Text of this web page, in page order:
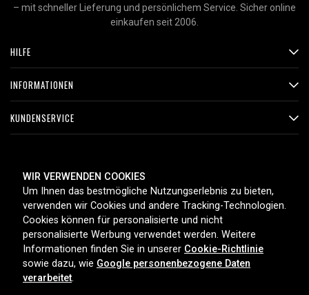
– mit schneller Lieferung und persönlichem Service. Sicher online
einkaufen seit 2006.
HILFE
INFORMATIONEN
KUNDENSERVICE
ZAHLUNGSMETHODEN
LIEFEROPTIONEN
WIR VERWENDEN COOKIES
Um Ihnen das bestmögliche Nutzungserlebnis zu bieten,
verwenden wir Cookies und andere Tracking-Technologien.
Cookies können für personalisierte und nicht
personalisierte Werbung verwendet werden. Weitere
Informationen finden Sie in unserer Cookie-Richtlinie
sowie dazu, wie Google personenbezogene Daten
verarbeitet.